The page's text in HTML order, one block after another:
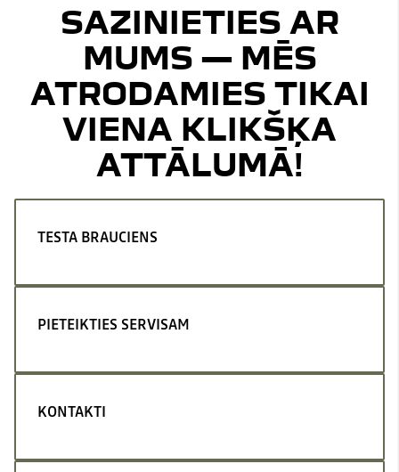
SAZINIETIES AR
MUMS — MĒS
ATRODAMIES TIKAI
VIENA KLIKŠĶA
ATTĀLUMĀ!
TESTA BRAUCIENS
PIETEIKTIES SERVISAM
KONTAKTI